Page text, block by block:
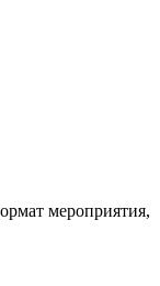
мероприятия,